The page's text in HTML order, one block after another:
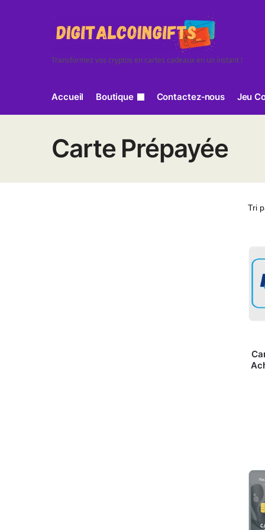
Transformez vos cryptos en cartes cadeaux en un instant !
Accueil Boutique Contactez‑nous Jeu
Carte Prépayée